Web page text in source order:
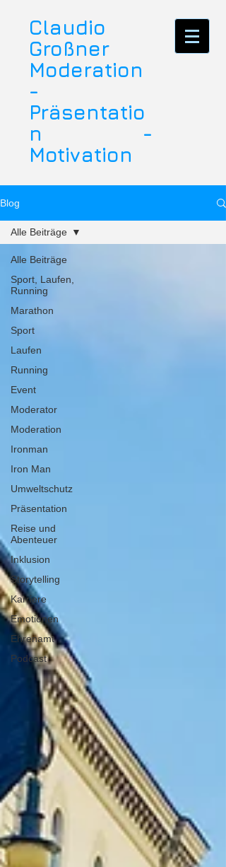
Claudio
Großner
Moderation
-
Präsentatio
n -
Motivation
Blog
Alle Beiträge
Sport, Laufen,
Running
Marathon
Sport
Laufen
Running
Event
Moderator
Moderation
Ironman
Iron Man
Umweltschutz
Präsentation
Reise und
Abenteuer
Inklusion
Storytelling
Karriere
Emotionen
Ehrenamt
Podcast
Alle Beiträge